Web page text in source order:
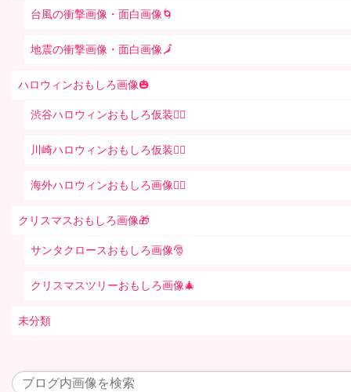
台風の衝撃画像・面白画像🌀
地震の衝撃画像・面白画像🗾
ハロウィンおもしろ画像🎃
渋谷ハロウィンおもしろ仮装👯‍♂️
川崎ハロウィンおもしろ仮装🧞‍♀️
海外ハロウィンおもしろ画像🧛‍♂️
クリスマスおもしろ画像🎁
サンタクロースおもしろ画像🎅
クリスマスツリーおもしろ画像🎄
未分類